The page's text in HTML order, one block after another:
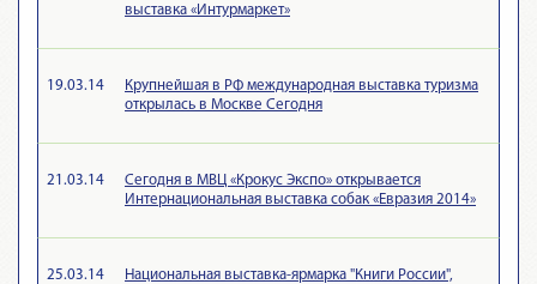
выставка «Интурмаркет»
19.03.14
Крупнейшая в РФ международная выставка туризма
открылась в Москве Сегодня
21.03.14
Сегодня в МВЦ «Крокус Экспо» открывается
Интернациональная выставка собак «Евразия 2014»
25.03.14
Национальная выставка-ярмарка "Книги России",